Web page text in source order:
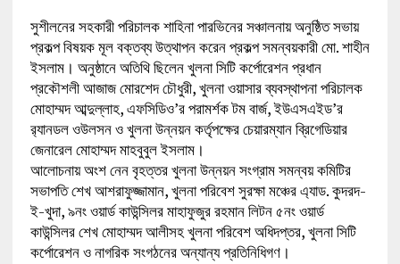
সুশীলনের সহকারী পরিচালক শাহিনা পারভিনের সঞ্চালনায় অনুষ্ঠিত সভায়
প্রকল্প বিষয়ক মূল বক্তব্য উত্থাপন করেন প্রকল্প সমন্বয়কারী মো. শাহীন
ইসলাম। অনুষ্ঠানে অতিথি ছিলেন খুলনা সিটি কর্পোরেশন প্রধান
প্রকৌশলী আজাজ মোরশেদ চৌধুরী, খুলনা ওয়াসার ব্যবস্থাপনা পরিচালক
মোহাম্মদ আব্দুল্লাহ, এফসিডিও’র পরামর্শক টম বার্জ, ইউএসএইড’র
র‌্যানডল ওউলসন ও খুলনা উন্নয়ন কর্তৃপক্ষের চেয়ারম্যান ব্রিগেডিয়ার
জেনারেল মোহাম্মদ মাহবুবুল ইসলাম।
আলোচনায় অংশ নেন বৃহত্তর খুলনা উন্নয়ন সংগ্রাম সমন্বয় কমিটির
সভাপতি শেখ আশরাফুজ্জামান, খুলনা পরিবেশ সুরক্ষা মঞ্চের এ্যাড. কুদরদ-
ই-খুদা, ৯নং ওয়ার্ড কাউন্সিলর মাহাফুজুর রহমান লিটন ৫নং ওয়ার্ড
কাউন্সিলর শেখ মোহাম্মদ আলীসহ খুলনা পরিবেশ অধিদপ্তর, খুলনা সিটি
কর্পোরেশন ও নাগরিক সংগঠনের অন্যান্য প্রতিনিধিগণ।